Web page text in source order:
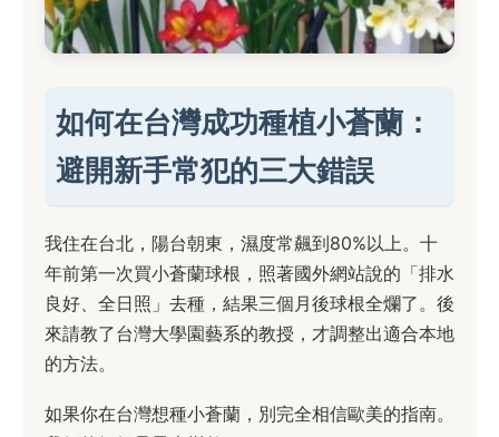
如何在台灣成功種植小蒼蘭：
避開新手常犯的三大錯誤
我住在台北，陽台朝東，濕度常飆到80%以上。十
年前第一次買小蒼蘭球根，照著國外網站說的「排水
良好、全日照」去種，結果三個月後球根全爛了。後
來請教了台灣大學園藝系的教授，才調整出適合本地
的方法。
如果你在台灣想種小蒼蘭，別完全相信歐美的指南。